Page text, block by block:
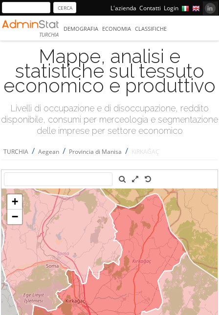
L'azienda Contatti Login
TURCHIA
DEMOGRAFIA ECONOMIA CLASSIFICHE
Mappe, analisi e
statistiche sul tessuto
economico e produttivo
Livelli di occupazione e di disoccupazione, reddito
disponibile, consumi per merceologia e segmentazione
delle imprese per settore economico
TURCHIA / Aegean / Provincia di Manisa / KIRKAĞAÇ